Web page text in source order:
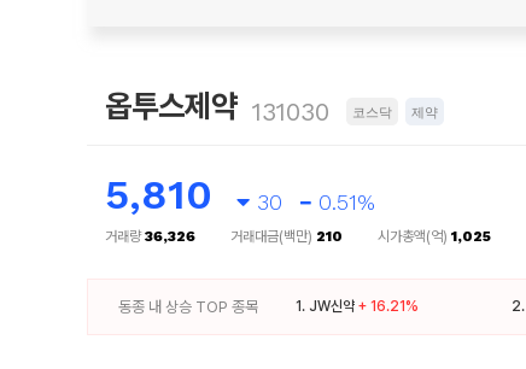
옵투스제약 131030 코스닥 제약
5,810 30 0.51%
거래량36,326 거래대금(백만) 210 시가총액(억) 1,025
동종 내 상승 TOP 종목 1. JW신약 + 16.21% 2.